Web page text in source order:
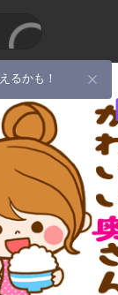
るかも！